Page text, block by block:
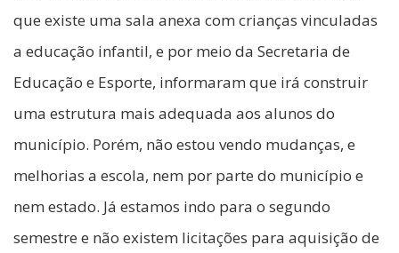
que existe uma sala anexa com crianças vinculadas
a educação infantil, e por meio da Secretaria de
Educação e Esporte, informaram que irá construir
uma estrutura mais adequada aos alunos do
município. Porém, não estou vendo mudanças, e
melhorias a escola, nem por parte do município e
nem estado. Já estamos indo para o segundo
semestre e não existem licitações para aquisição de